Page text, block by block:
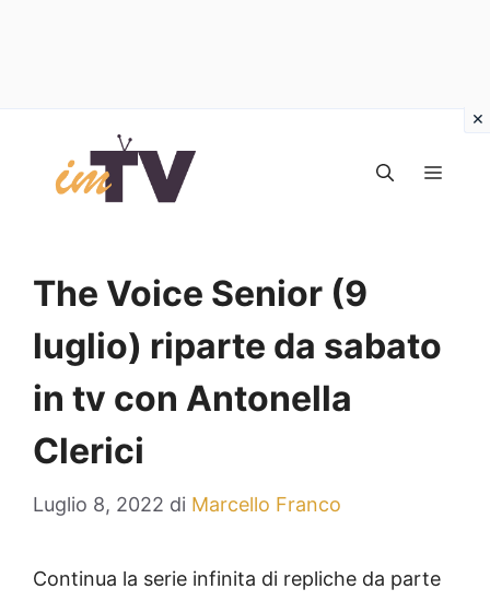
contenuto
The Voice Senior (9
luglio) riparte da sabato
in tv con Antonella
Clerici
Luglio 8, 2022 di Marcello Franco
Continua la serie infinita di repliche da parte